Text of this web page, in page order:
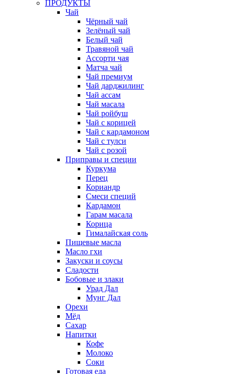
ПРОДУКТЫ
Чай
Чёрный чай
Зелёный чай
Белый чай
Травяной чай
Ассорти чая
Матча чай
Чай премиум
Чай дарджилинг
Чай ассам
Чай масала
Чай ройбуш
Чай с корицей
Чай с кардамоном
Чай с тулси
Чай с розой
Приправы и специи
Куркума
Перец
Кориандр
Смеси специй
Кардамон
Гарам масала
Корица
Гималайская соль
Пищевые масла
Масло гхи
Закуски и соусы
Сладости
Бобовые и злаки
Урад Дал
Мунг Дал
Орехи
Мёд
Сахар
Напитки
Кофе
Молоко
Соки
Готовая еда